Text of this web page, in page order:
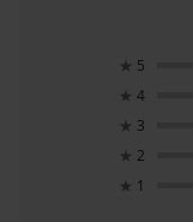
★ 5
★ 4
★ 3
★ 2
★ 1